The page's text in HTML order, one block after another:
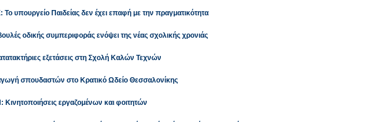
υπουργείο Παιδείας δεν έχει επαφή με την πραγματικότητα
οδικής συμπεριφοράς ενόψει της νέας σχολικής χρονιάς
εξετάσεις στη Σχολή Καλών Τεχνών
σπουδαστών στο Κρατικό Ωδείο Θεσσαλονίκης
Κινητοποιήσεις εργαζομένων και φοιτητών